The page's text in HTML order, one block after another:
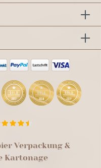
Verpackung &
Kartonage